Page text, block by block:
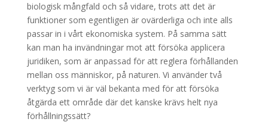
biologisk mångfald och så vidare, trots att det är
funktioner som egentligen är ovärderliga och inte alls
passar in i vårt ekonomiska system. På samma sätt
kan man ha invändningar mot att försöka applicera
juridiken, som är anpassad för att reglera förhållanden
mellan oss människor, på naturen. Vi använder två
verktyg som vi är väl bekanta med för att försöka
åtgärda ett område där det kanske krävs helt nya
förhållningssätt?